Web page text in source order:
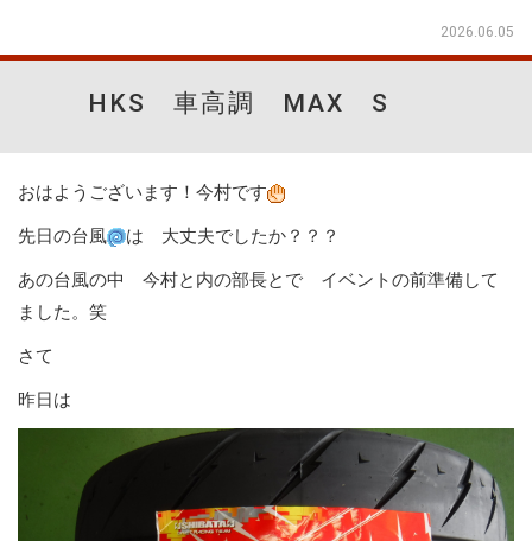
2026.06.05
HKS 車高調 MAX S
おはようございます！今村です
先日の台風 は 大丈夫でしたか？？？
あの台風の中 今村と内の部長とで イベントの前準備して
ました。笑
さて
昨日は